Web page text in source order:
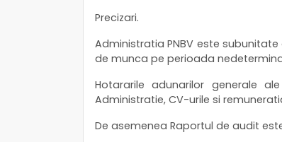
Precizari.
Administratia PNBV este subunitate
de munca pe perioada
Hotararile adunarilor generale
Administratie, CV-urile si
De asemenea Raportul de audit